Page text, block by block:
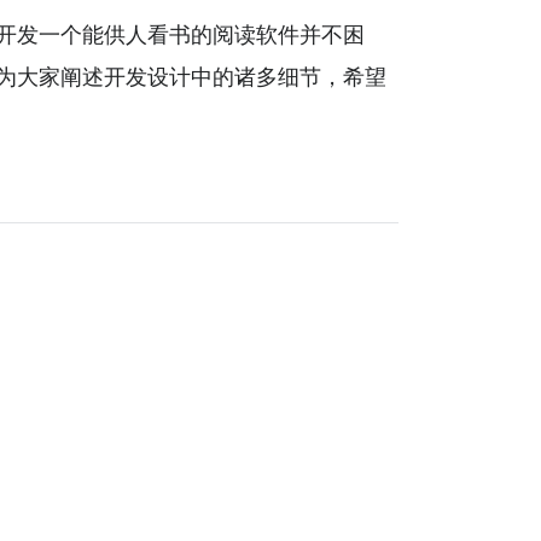
发一个能供人看书的阅读软件并不困
大家阐述开发设计中的诸多细节，希望